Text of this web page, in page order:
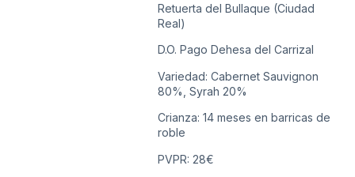
Retuerta del Bullaque (Ciudad
Real)
D.O. Pago Dehesa del Carrizal
Variedad: Cabernet Sauvignon
80%, Syrah 20%
Crianza: 14 meses en barricas de
roble
PVPR: 28€